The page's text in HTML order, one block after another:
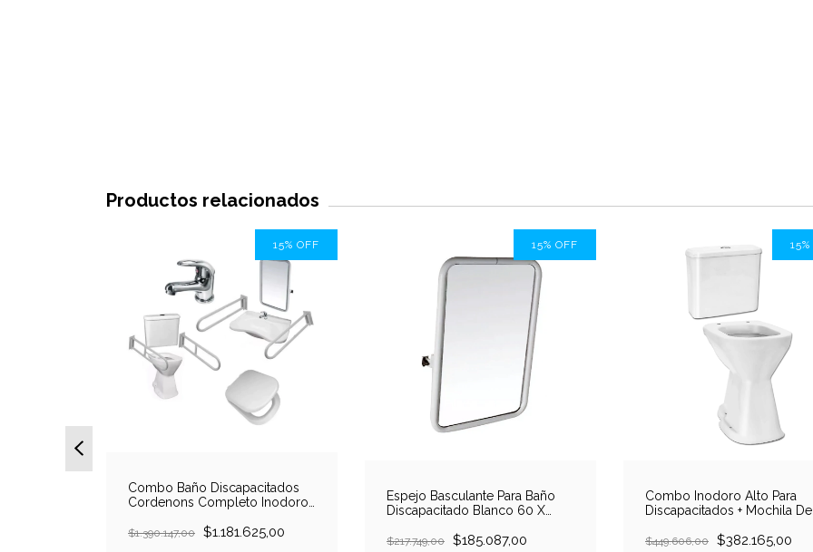
Productos relacionados
15% OFF
Combo Baño Discapacitados
Cordenons Completo Inodoro
Grifería
$1.390.147,00 $1.181.625,00
15% OFF
Espejo Basculante Para Baño
Discapacitado Blanco 60 X
$217.749,00 $185.087,00
15%
Combo Inodoro Alto Para
Discapacitados + Mochila De
$449.606,00 $382.165,00